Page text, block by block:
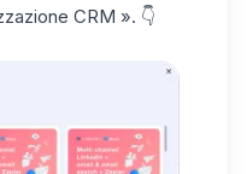
CRM ». 👇